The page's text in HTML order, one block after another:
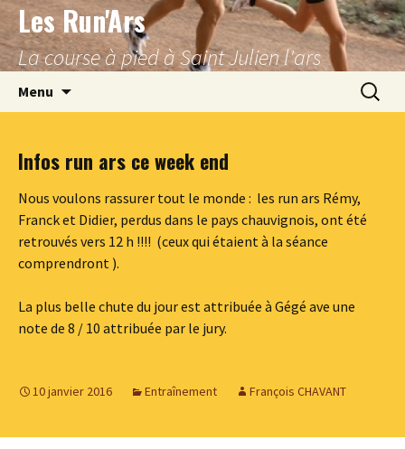
Aller
au
contenu
Les Run'Ars
La course à pied à Saint Julien l'ars
Menu
Infos run ars ce week end
Nous voulons rassurer tout le monde : les run ars Rémy,
Franck et Didier, perdus dans le pays chauvignois, ont été
retrouvés vers 12 h !!!! (ceux qui étaient à la séance
comprendront ).
La plus belle chute du jour est attribuée à Gégé ave une
note de 8 / 10 attribuée par le jury.
10 janvier 2016 Entraînement François CHAVANT